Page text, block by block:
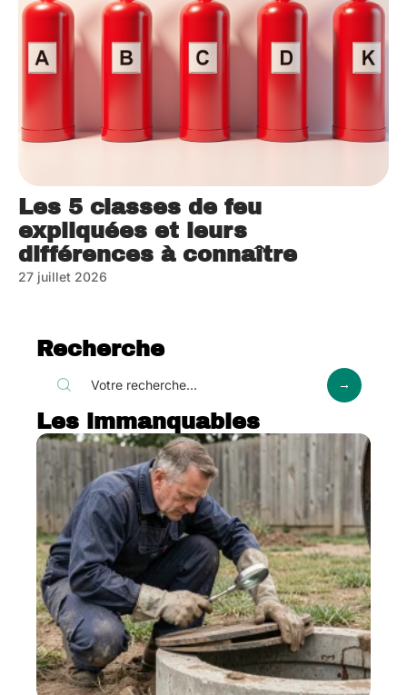
Les 5 classes de feu
expliquées et leurs
différences à connaître
27 juillet 2026
Recherche
Les immanquables